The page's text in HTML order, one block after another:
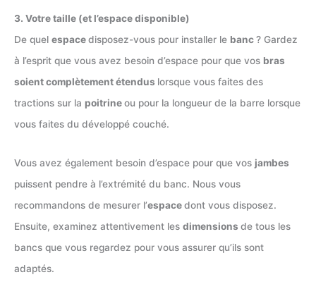
3. Votre taille (et l’espace disponible)
De quel espacedisposez-vous pour installer le banc? Gardez
à l’esprit que vous avez besoin d’espace pour que vos bras
soient complètement étendus lorsque vous faites des
tractions sur la poitrineou pour la longueur de la barre lorsque
vous faites du développé couché.
Vous avez également besoin d’espace pour que vos jambes
puissent pendre à l’extrémité du banc. Nous vous
recommandons de mesurer l’espacedont vous disposez.
Ensuite, examinez attentivement les dimensions de tous les
bancs que vous regardez pour vous assurer qu’ils sont
adaptés.